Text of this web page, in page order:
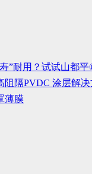
”耐用？试试山都平
阻隔PVDC 涂层解
薄膜